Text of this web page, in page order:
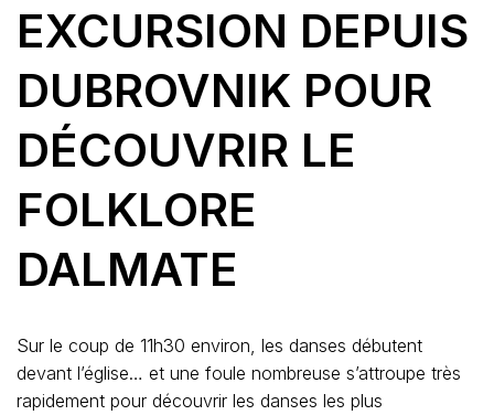
EXCURSION DEPUIS
DUBROVNIK POUR
DÉCOUVRIR LE
FOLKLORE
DALMATE
Sur le coup de 11h30 environ, les danses débutent
devant l’église… et une foule nombreuse s’attroupe très
rapidement pour découvrir les danses les plus